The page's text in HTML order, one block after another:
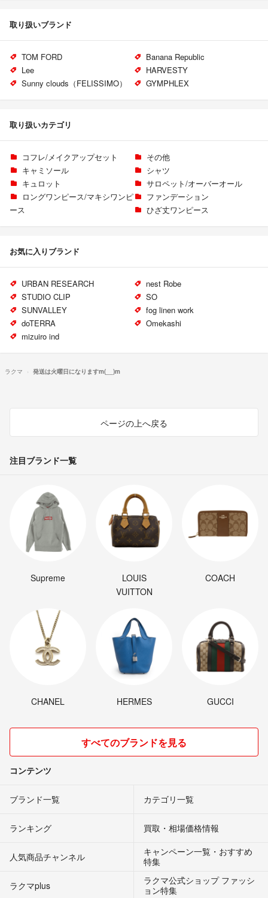
取り扱いブランド
TOM FORD
Banana Republic
Lee
HARVESTY
Sunny clouds（FELISSIMO）
GYMPHLEX
取り扱いカテゴリ
コフレ/メイクアップセット
その他
キャミソール
シャツ
キュロット
サロペット/オーバーオール
ロングワンピース/マキシワンピ
ース
ファンデーション
ひざ丈ワンピース
お気に入りブランド
URBAN RESEARCH
nest Robe
STUDIO CLIP
SO
SUNVALLEY
fog linen work
doTERRA
Omekashi
mizuiro ind
ラクマ 発送は火曜日になりますm(__)m
ページの上へ戻る
注目ブランド一覧
Supreme
LOUIS
VUITTON
COACH
CHANEL HERMES GUCCI
すべてのブランドを見る
コンテンツ
ブランド一覧 カテゴリ一覧
ランキング 買取・相場価格情報
人気商品チャンネル
キャンペーン一覧・おすすめ
特集
ラクマplus
ラクマ公式ショップ ファッシ
ョン特集